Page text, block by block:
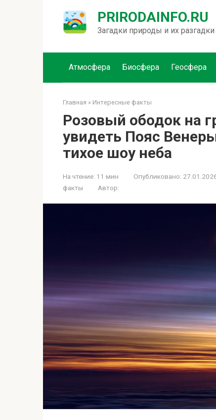
PRIRODAINFO.RU
Загадки природы и их разгадки
Атмосфера Биосфера Геосфера
Главная » Интересные факты
Розовый ободок на
увидеть Пояс
тихое шоу неба
На чтение: 11 мин Опубликовано:
факты
Автор: